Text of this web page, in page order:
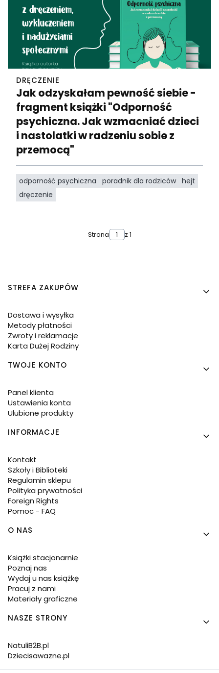
DRĘCZENIE
Jak odzyskałam pewność siebie -
fragment książki "Odporność
psychiczna. Jak wzmacniać dzieci
i nastolatki w radzeniu sobie z
przemocą"
odporność psychiczna poradnik dla rodziców hejt
dręczenie
Strona z 1
Linki w stopce
STREFA ZAKUPÓW
Dostawa i wysyłka
Metody płatności
Zwroty i reklamacje
Karta Dużej Rodziny
TWOJE KONTO
Panel klienta
Ustawienia konta
Ulubione produkty
INFORMACJE
Kontakt
Szkoły i Biblioteki
Regulamin sklepu
Polityka prywatności
Foreign Rights
Pomoc - FAQ
O NAS
Książki stacjonarnie
Poznaj nas
Wydaj u nas książkę
Pracuj z nami
Materiały graficzne
NASZE STRONY
NatuliB2B.pl
Dziecisawazne.pl